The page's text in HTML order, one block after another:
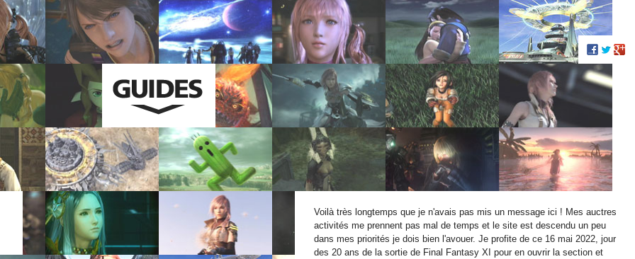
Voilà très longtemps que je n'avais pas mis un message ici ! Mes auctres
activités me prennent pas mal de temps et le site est descendu un peu
dans mes priorités je dois bien l'avouer. Je profite de ce 16 mai 2022, jour
des 20 ans de la sortie de Final Fantasy XI pour en ouvrir la section et